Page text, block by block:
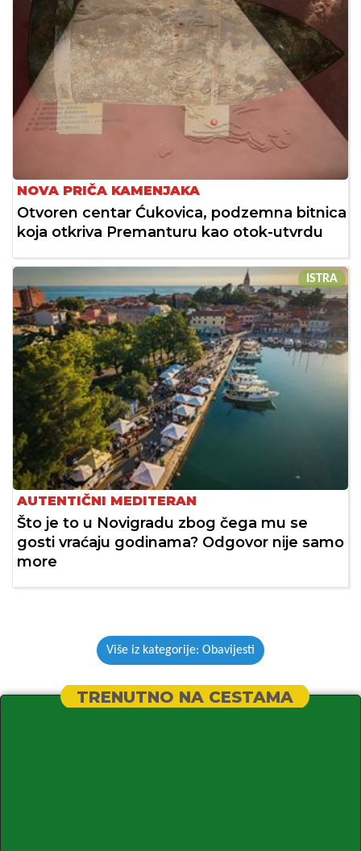
NOVA PRIČA KAMENJAKA
Otvoren centar Ćukovica, podzemna bitnica
koja otkriva Premanturu kao otok-utvrdu
ISTRA
AUTENTIČNI MEDITERAN
Što je to u Novigradu zbog čega mu se
gosti vraćaju godinama? Odgovor nije samo
more
Više iz kategorije: Obavijesti
TRENUTNO NA CESTAMA